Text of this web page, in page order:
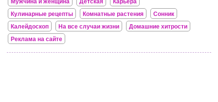
Мужчина и женщина Детская
Карьера
Кулинарные рецепты
Комнатные растения
Сонник
Калейдоскоп
На все случаи жизни
Домашние хитрости
Реклама на сайте